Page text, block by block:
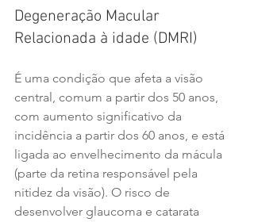
Degeneração Macular
Relacionada à idade (DMRI)
É uma condição que afeta a visão
central, comum a partir dos 50 anos,
com aumento significativo da
incidência a partir dos 60 anos, e está
ligada ao envelhecimento da mácula
(parte da retina responsável pela
nitidez da visão). O risco de
desenvolver glaucoma e catarata